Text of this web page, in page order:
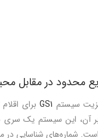
محدود در مقابل
سیستم GS1برای
بر آن، اين سیستم یک